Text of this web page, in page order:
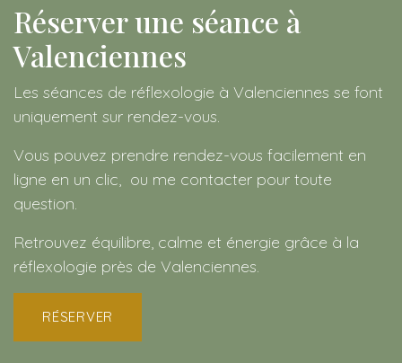
Réserver une séance à
Valenciennes
Les séances de réflexologie à Valenciennes se font
uniquement sur rendez-vous.
Vous pouvez prendre rendez-vous facilement en
ligne en un clic, ou me contacter pour toute
question.
Retrouvez équilibre, calme et énergie grâce à la
réflexologie près de Valenciennes.
RÉSERVER